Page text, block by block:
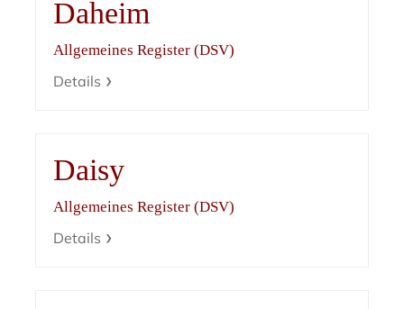
Daheim
Allgemeines Register (DSV)
Details
Daisy
Allgemeines Register (DSV)
Details